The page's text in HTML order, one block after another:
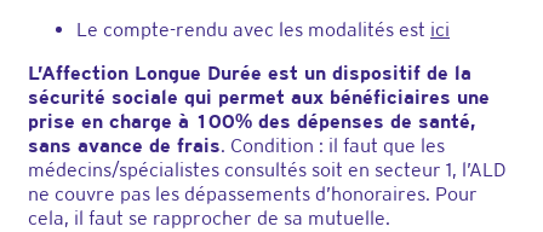
Le compte-rendu avec les modalités est ici
L’Affection Longue Durée est un dispositif de la
sécurité sociale qui permet aux bénéficiaires une
prise en charge à 100% des dépenses de santé,
sans avance de frais. Condition : il faut que les
médecins/spécialistes consultés soit en secteur 1, l’ALD
ne couvre pas les dépassements d’honoraires. Pour
cela, il faut se rapprocher de sa mutuelle.